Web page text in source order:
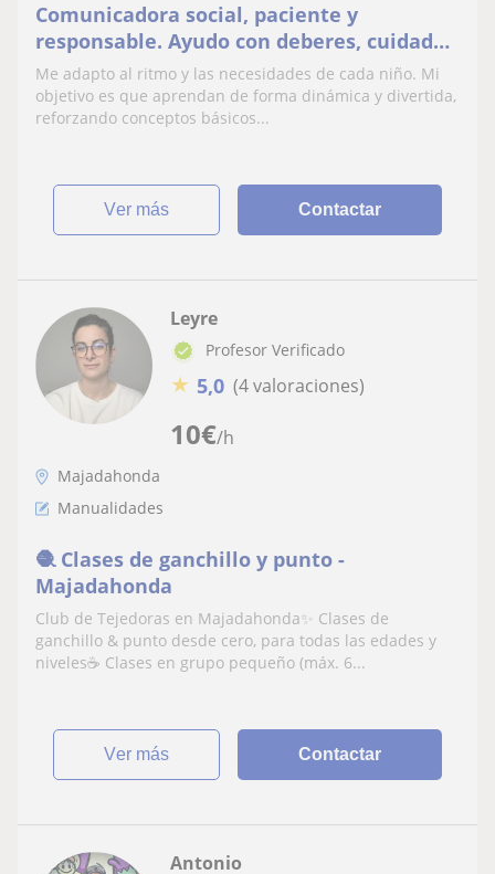
Comunicadora social, paciente y
responsable. Ayudo con deberes, cuidado
infantil y actividades creativas para niños
Me adapto al ritmo y las necesidades de cada niño. Mi
objetivo es que aprendan de forma dinámica y divertida,
reforzando conceptos básicos...
ver más Contactar
10€/h
Leyre
Profesor Verificado
★ 5,0 (4 valoraciones)
Majadahonda
Manualidades
🧶 Clases de ganchillo y punto -
Majadahonda
Club de Tejedoras en Majadahonda✨ Clases de
ganchillo & punto desde cero, para todas las edades y
niveles☕ Clases en grupo pequeño (máx. 6...
ver más Contactar
Antonio